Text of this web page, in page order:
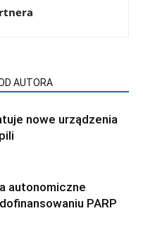
AUTORA
nowe urządzenia
autonomiczne
PARP